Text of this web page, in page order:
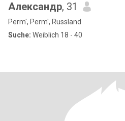
Александр, 31
Perm', Perm', Russland
Suche: Weiblich 18 - 40